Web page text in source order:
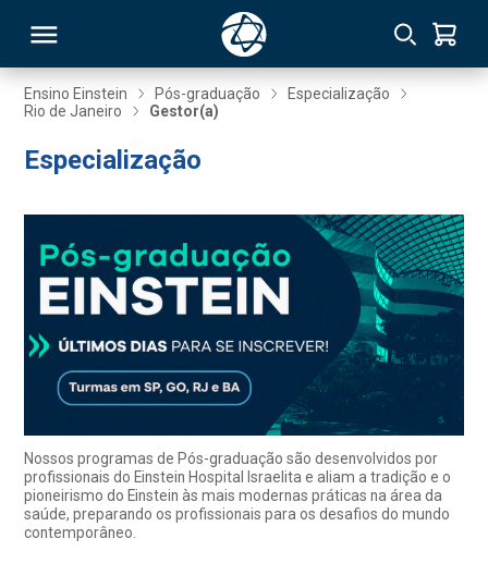
Ensino Einstein Pós-graduação
Especialização
Rio de Janeiro
Gestor(a)
Especialização
Nossos programas de Pós-graduação são desenvolvidos por
profissionais do Einstein Hospital Israelita e aliam a tradição e o
pioneirismo do Einstein às mais modernas práticas na área da
saúde, preparando os profissionais para os desafios do mundo
contemporâneo.